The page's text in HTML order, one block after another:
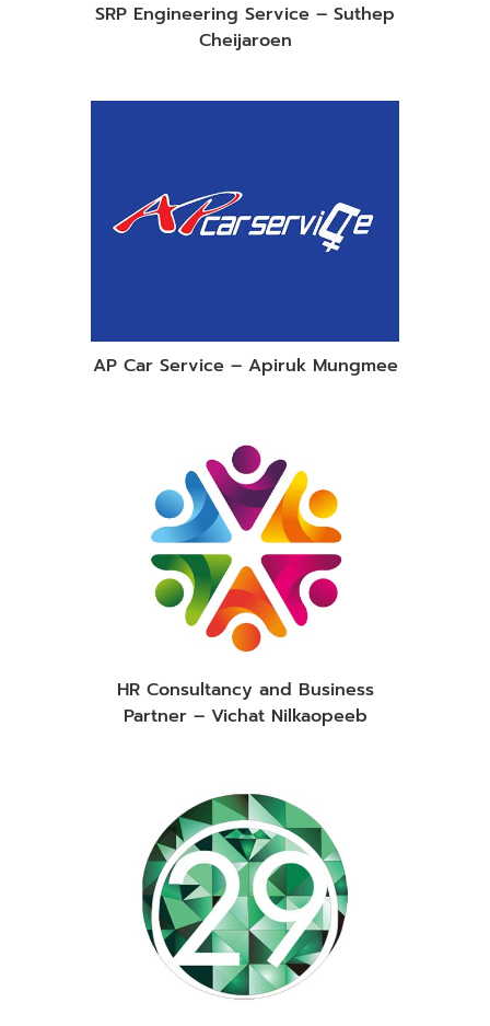
SRP Engineering Service – Suthep
Cheijaroen
AP Car Service – Apiruk Mungmee
HR Consultancy and Business
Partner – Vichat Nilkaopeeb